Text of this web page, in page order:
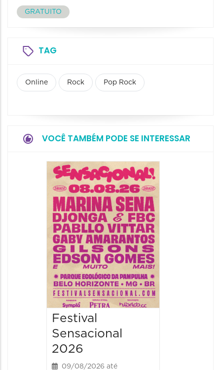
GRATUITO
TAG
Online Rock Pop Rock
VOCÊ TAMBÉM PODE SE INTERESSAR
Festival
Sensacional
2026
09/08/2026 até